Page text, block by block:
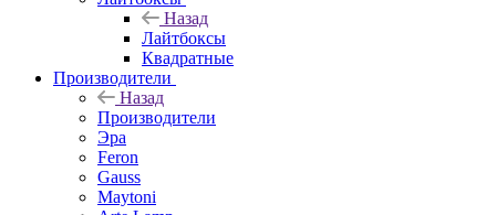
Назад
Лайтбоксы
Квадратные
Производители
Назад
Производители
Эра
Feron
Gauss
Maytoni